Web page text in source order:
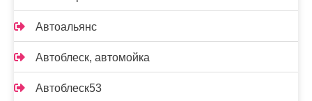
Автоальянс
Автоблеск, автомойка
Автоблеск53